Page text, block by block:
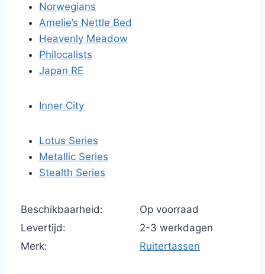
Norwegians
Amelie’s Nettle Bed
Heavenly Meadow
Philocalists
Japan RE
Inner City
Lotus Series
Metallic Series
Stealth Series
Beschikbaarheid:
Op voorraad
Levertijd:
2-3 werkdagen
Merk:
Ruitertassen